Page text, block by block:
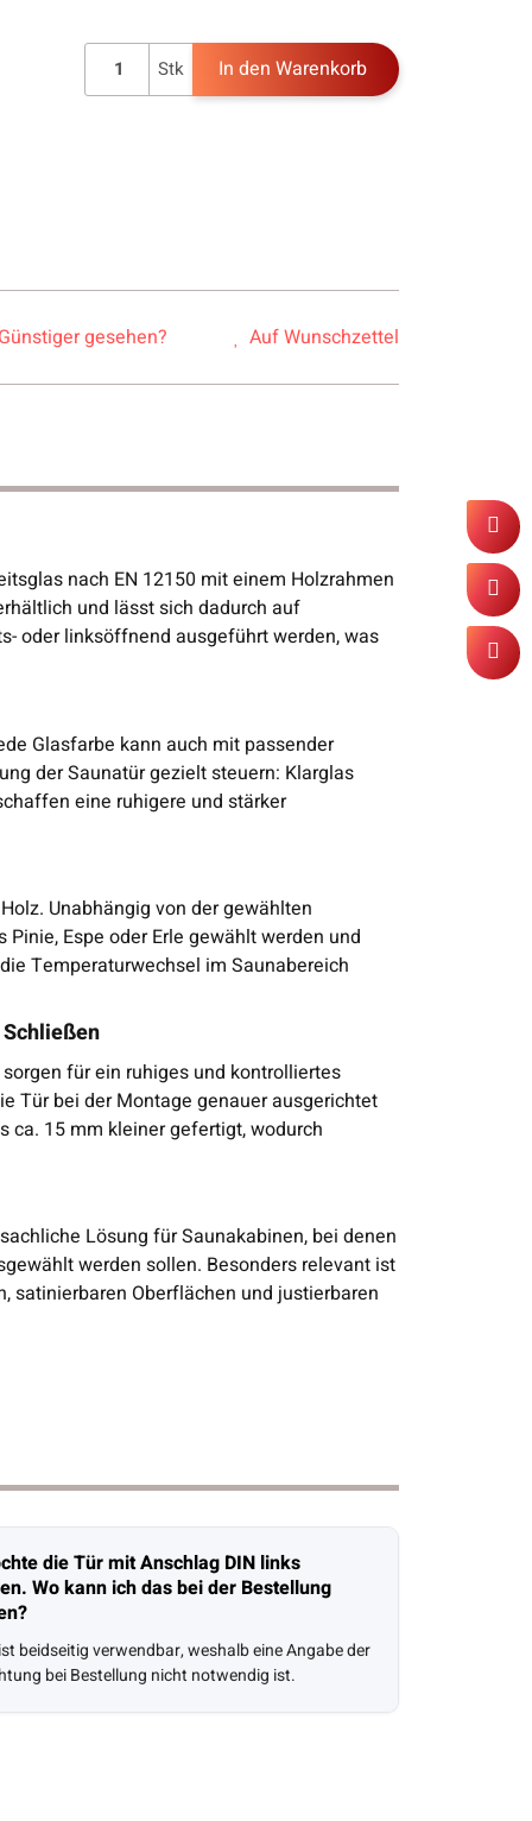
Stk In den Warenkorb
Günstiger gesehen? Auf Wunschzettel
nach EN 12150 mit einem Holzrahmen
und lässt sich dadurch auf
oder linksöffnend ausgeführt werden, was
Glasfarbe kann auch mit passender
der Saunatür gezielt steuern: Klarglas
eine ruhigere und stärker
Unabhängig von der gewählten
Espe oder Erle gewählt werden und
Temperaturwechsel im Saunabereich
für ein ruhiges und kontrolliertes
Tür bei der Montage genauer ausgerichtet
ca. 15 mm kleiner gefertigt, wodurch
Lösung für Saunakabinen, bei denen
werden sollen. Besonders relevant ist
satinierbaren Oberflächen und justierbaren
die Tür mit Anschlag DIN links
Wo kann ich das bei der Bestellung
beidseitig verwendbar, weshalb eine Angabe der
bei Bestellung nicht notwendig ist.